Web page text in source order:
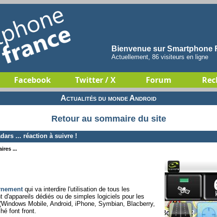
Bienvenue sur Smartphone
Actuellement, 86 visiteurs en ligne
Facebook Twitter / X Forum
Actualités du monde Android
Retour au sommaire du site
... réaction à suivre !
...
qui va interdire l'utilisation de tous les
d'appareils dédiés ou de simples logiciels pour les
Mobile, Android, iPhone, Symbian, Blacberry,
font front.